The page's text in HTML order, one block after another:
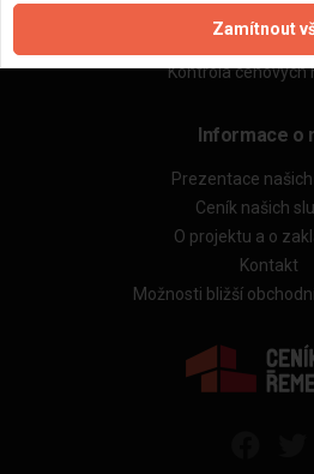
Kontrola cenových
Informace o
Prezentace
Ceník našich
O projektu a o
Kontakt
Možnosti bližší
Zamítnout